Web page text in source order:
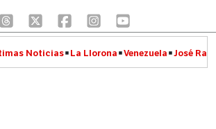
Noticias La Llorona Venezuela José